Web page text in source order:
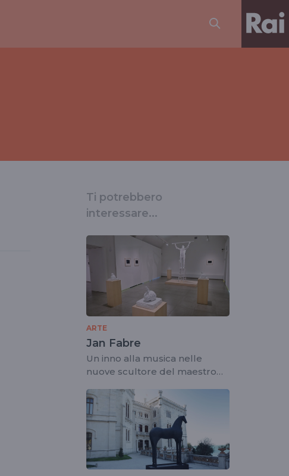
Ti potrebbero
interessare...
ARTE
Jan Fabre
Un inno alla musica nelle
nuove scultore del maestro